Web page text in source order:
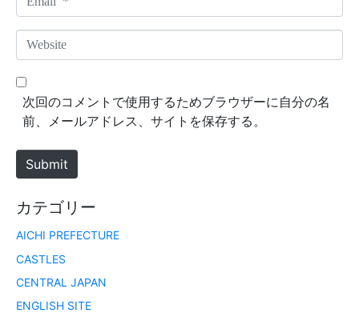
*
m
a
*
W
e
b
e
次回のコメントで使用するためブラウザーに自分の名
前、メールアドレス、サイトを保存する。
Submit
カテゴリー
AICHI PREFECTURE
CASTLES
CENTRAL JAPAN
ENGLISH SITE